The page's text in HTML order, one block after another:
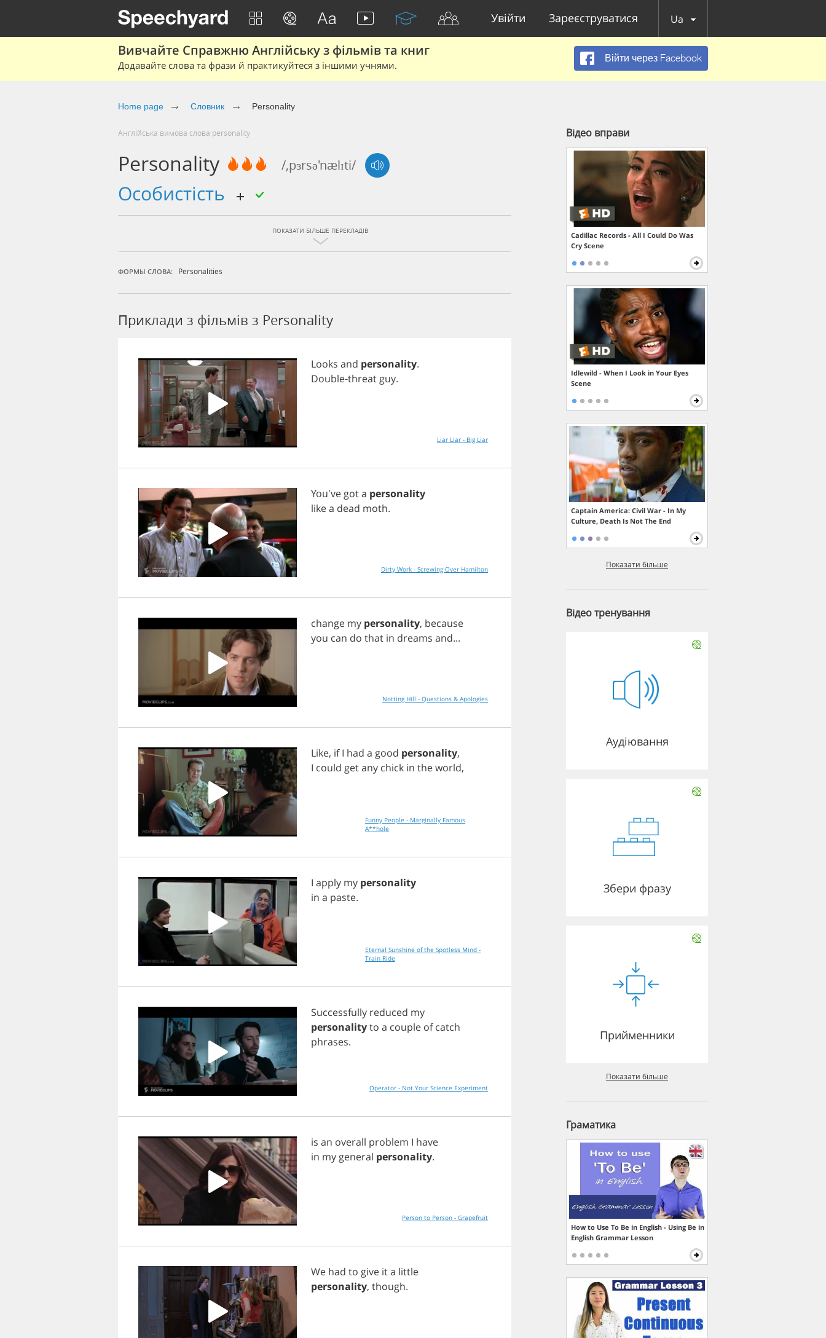
Увійти Зареєструватися Ua
Вивчайте Справжню Англійську з фільмів та книг
Додавайте слова та фрази й практикуйтеся з іншими учнями.
Війти через Facebook
Home page Cловник Personality
Англійська вимова слова personality
Personality /,pɜrsə'nælɪti/
особистість
ПОКАЗАТИ БІЛЬШЕ ПЕРЕКЛАДІВ
ФОРМЫ СЛОВА: Personalities
Приклади з фільмів з Personality
Looks and personality.
Double-threat guy.
Liar Liar - Big Liar
You've gota personality
likea dead moth.
Dirty Work - Screwing Over Hamilton
change my personality, because
you can do that in dreams and...
Notting Hill - Questions & Apologies
Like, if I had a good personality,
I could getany chick in theworld,
Funny People - Marginally Famous
A**hole
I apply my personality
in a paste.
Eternal Sunshine of the Spotless Mind -
Train Ride
Successfully reduced my
personalityto a couple of catch
phrases.
Operator - Not Your Science Experiment
is an overall problem I have
in my general personality.
Person to Person - Grapefruit
We had to give ita little
personality, though.
Відео вправи
Cadillac Records - All I Could Do Was
Cry Scene
Idlewild - When I Look in Your Eyes
Scene
Captain America: Civil War - In My
Culture, Death Is Not The End
Показати більше
Відео тренування
Аудіювання
Збери фразу
Прийменники
Показати більше
Граматика
How to Use To Be in English - Using Be in
English Grammar Lesson